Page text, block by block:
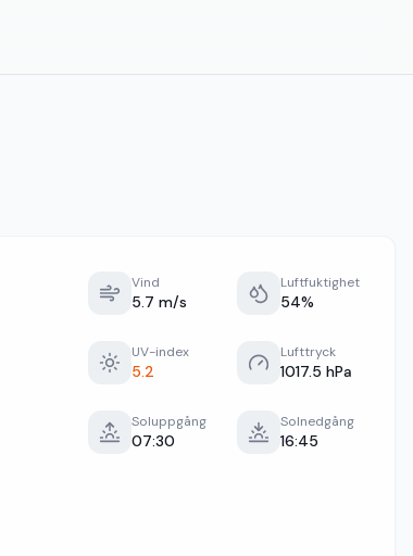
Vind
5.7 m/s
Luftfuktighet
54%
UV-index
5.2
Lufttryck
1017.5 hPa
Soluppgång
07:30
Solnedgång
16:45